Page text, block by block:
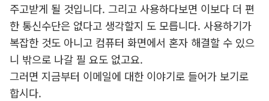
주고받게 될 것입니다. 그리고 사용하다보면 이보다 더 편
한 통신수단은 없다고 생각할지 도 모릅니다. 사용하기가
복잡한 것도 아니고 컴퓨터 화면에서 혼자 해결할 수 있으
니 밖으로 나갈 필 요도 없고요.
그러면 지금부터 이메일에 대한 이야기로 들어가 보기로
합시다.